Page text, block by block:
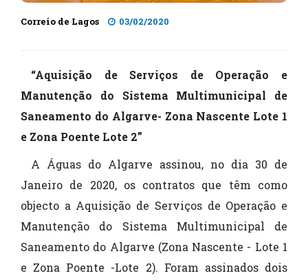
Correio de Lagos 03/02/2020
“Aquisição de Serviços de Operação e
Manutenção do Sistema Multimunicipal de
Saneamento do Algarve- Zona Nascente Lote 1
e Zona Poente Lote 2”
A Águas do Algarve assinou, no dia 30 de
Janeiro de 2020, os contratos que têm como
objecto a Aquisição de Serviços de Operação e
Manutenção do Sistema Multimunicipal de
Saneamento do Algarve (Zona Nascente - Lote 1
e Zona Poente -Lote 2). Foram assinados dois